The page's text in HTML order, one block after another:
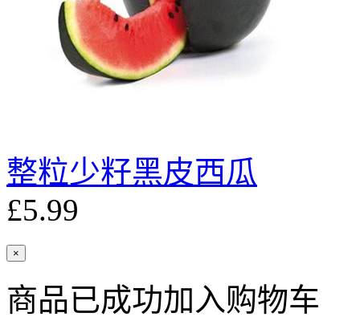
整粒少籽黑皮西瓜
£5.99
×
商品已成功加入购物车